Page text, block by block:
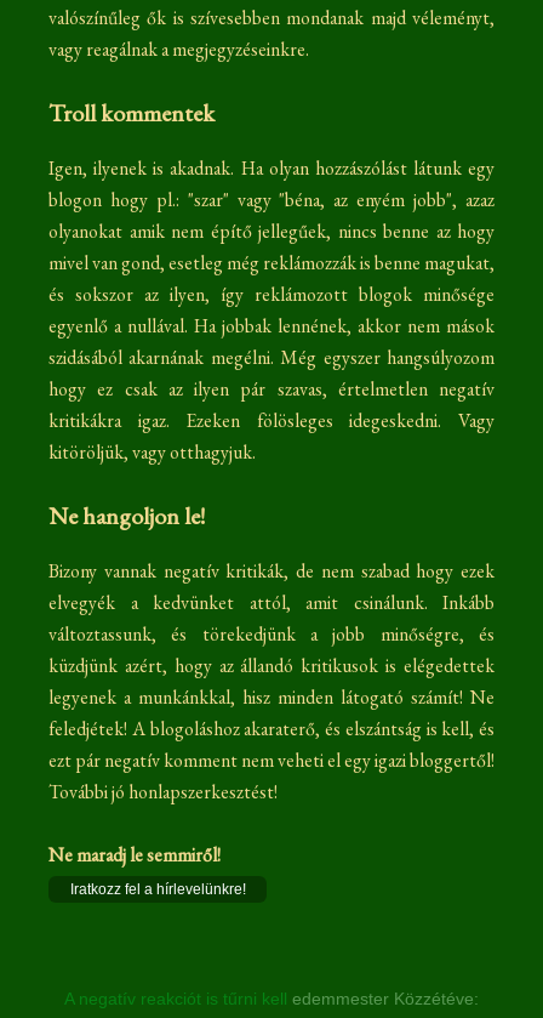
valószínűleg ők is szívesebben mondanak majd véleményt,
vagy reagálnak a megjegyzéseinkre.
Troll kommentek
Igen, ilyenek is akadnak. Ha olyan hozzászólást látunk egy
blogon hogy pl.: "szar" vagy "béna, az enyém jobb", azaz
olyanokat amik nem építő jellegűek, nincs benne az hogy
mivel van gond, esetleg még reklámozzák is benne magukat,
és sokszor az ilyen, így reklámozott blogok minősége
egyenlő a nullával. Ha jobbak lennének, akkor nem mások
szidásából akarnának megélni. Még egyszer hangsúlyozom
hogy ez csak az ilyen pár szavas, értelmetlen negatív
kritikákra igaz. Ezeken fölösleges idegeskedni. Vagy
kitöröljük, vagy otthagyjuk.
Ne hangoljon le!
Bizony vannak negatív kritikák, de nem szabad hogy ezek
elvegyék a kedvünket attól, amit csinálunk. Inkább
változtassunk, és törekedjünk a jobb minőségre, és
küzdjünk azért, hogy az állandó kritikusok is elégedettek
legyenek a munkánkkal, hisz minden látogató számít! Ne
feledjétek! A blogoláshoz akaraterő, és elszántság is kell, és
ezt pár negatív komment nem veheti el egy igazi bloggertől!
További jó honlapszerkesztést!
Ne maradj le semmiről!
Iratkozz fel a hírlevelünkre!
A negatív reakciót is tűrni kell edemmester Közzétéve: